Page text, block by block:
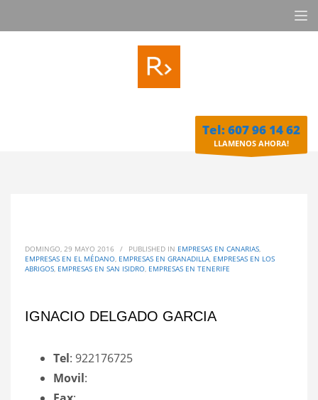
Tel: 607 96 14 62
LLAMENOS AHORA!
DOMINGO, 29 MAYO 2016 / PUBLISHED IN EMPRESAS EN CANARIAS,
EMPRESAS EN EL MÉDANO, EMPRESAS EN GRANADILLA, EMPRESAS EN LOS
ABRIGOS, EMPRESAS EN SAN ISIDRO, EMPRESAS EN TENERIFE
IGNACIO DELGADO GARCIA
Tel: 922176725
Movil: